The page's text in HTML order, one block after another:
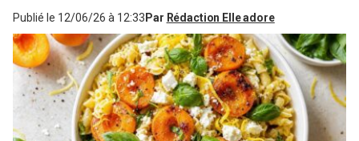
Publié le 12/06/26 à 12:33 Par Rédaction Elle adore